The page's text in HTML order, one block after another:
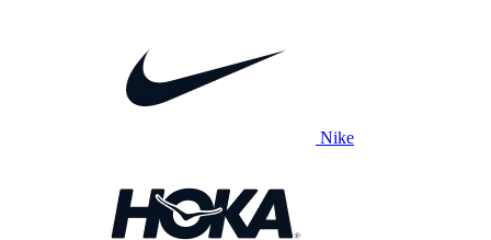
Nike